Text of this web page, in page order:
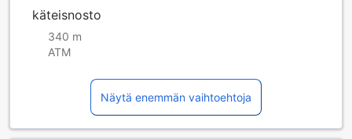
käteisnosto
340 m
ATM
Näytä enemmän vaihtoehtoja